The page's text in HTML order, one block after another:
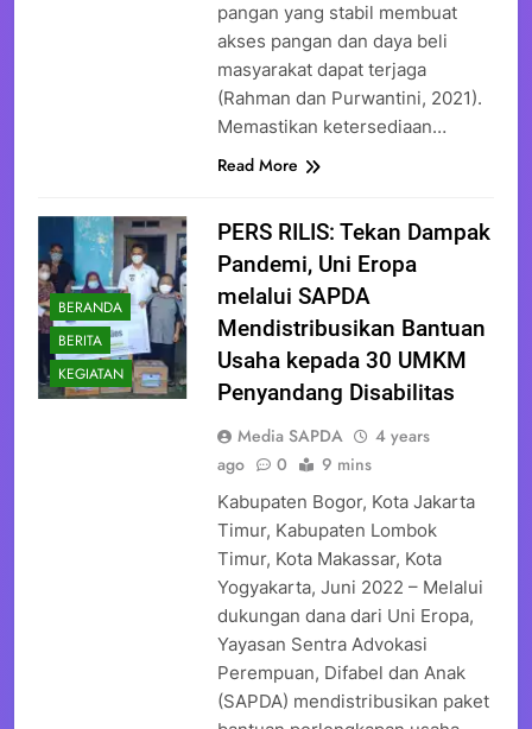
pangan yang stabil membuat
akses pangan dan daya beli
masyarakat dapat terjaga
(Rahman dan Purwantini, 2021).
Memastikan ketersediaan…
Read More
BERANDA
BERITA
KEGIATAN
PERS RILIS: Tekan Dampak
Pandemi, Uni Eropa
melalui SAPDA
Mendistribusikan Bantuan
Usaha kepada 30 UMKM
Penyandang Disabilitas
Media SAPDA
4 years
ago
0 9 mins
Kabupaten Bogor, Kota Jakarta
Timur, Kabupaten Lombok
Timur, Kota Makassar, Kota
Yogyakarta, Juni 2022 – Melalui
dukungan dana dari Uni Eropa,
Yayasan Sentra Advokasi
Perempuan, Difabel dan Anak
(SAPDA) mendistribusikan paket